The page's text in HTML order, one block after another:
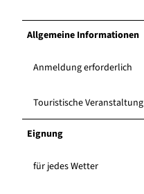
Allgemeine Informationen
Anmeldung erforderlich
Touristische Veranstaltung
Eignung
für jedes Wetter